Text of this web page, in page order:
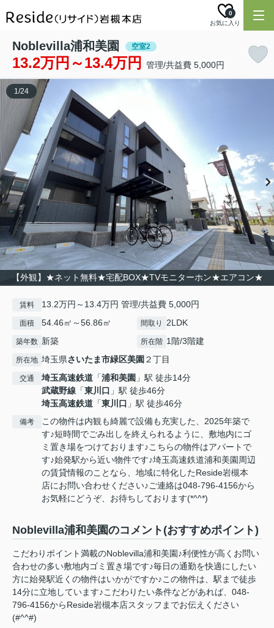
お気に入り
0
Noblevilla浦和美園 空室2
13.2万円～13.4万円 管理/共益費 5,000円
【外観】★ネット無料★宅配BOX★TVモニターホン★エアコン★
1/24
賃料 13.2万円～13.4万円 管理/共益費 5,000円
面積 54.46㎡～56.86㎡ 間取り 2LDK
築年数 新築 所在階 1階/3階建
所在地 埼玉県さいたま市緑区美園 ２丁目
交通 埼玉高速鉄道 「浦和美園 」駅 徒歩14分
武蔵野線 「東川口 」駅 徒歩46分
埼玉高速鉄道 「東川口 」駅 徒歩46分
備考
この物件は内観も綺麗で設備も充実した、2025年築で
す♪短時間でごみ出しを終えられるように、敷地内にゴ
ミ置き場をつけております♪こちらの物件はアパートで
す♪始発駅から近い物件です♪埼玉高速鉄道浦和美園周辺
の賃貸情報のことなら、地域に特化したReside岩槻本
店にお問い合わせください♪ご連絡は048-796-4156から
お気軽にどうぞ、お待ちしております(*^^*)
Noblevilla浦和美園のコメント(おすすめポイント)
こだわりポイント満載のNoblevilla浦和美園♪利便性が高くお問い
合わせの多い敷地内ゴミ置き場です♪毎日の通勤を快適にしたい
方に始発駅近くの物件はいかがですか♪この物件は、駅まで徒歩
14分に立地しています♪こだわりたい条件などがあれば、048-
796-4156からReside岩槻本店スタッフまでお伝えください
(#^^#)